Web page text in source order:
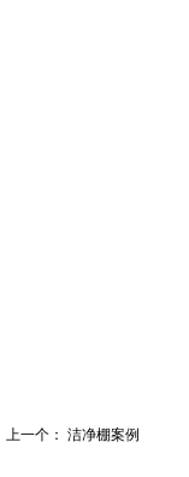
上一个： 洁净棚案例